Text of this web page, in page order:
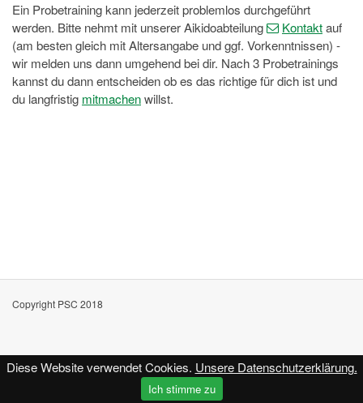
Ein Probetraining kann jederzeit problemlos durchgeführt
werden. Bitte nehmt mit unserer Aikidoabteilung
Kontaktauf
(am besten gleich mit Altersangabe und ggf. Vorkenntnissen) -
wir melden uns dann umgehend bei dir. Nach 3 Probetrainings
kannst du dann entscheiden ob es das richtige für dich ist und
du langfristig mitmachenwillst.
Copyright PSC 2018
Kontakt Impressum Datenschutz
Diese Website verwendet Cookies. Unsere Datenschutzerklärung.
Ich stimme zu